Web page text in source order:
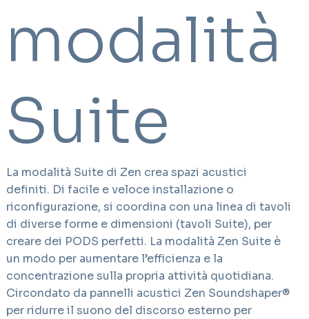
modalità
Suite
La modalità Suite di Zen crea spazi acustici
definiti. Di facile e veloce installazione o
riconfigurazione, si coordina con una linea di tavoli
di diverse forme e dimensioni (tavoli Suite), per
creare dei PODS perfetti. La modalità Zen Suite è
un modo per aumentare l’efficienza e la
concentrazione sulla propria attività quotidiana.
Circondato da pannelli acustici Zen Soundshaper®
per ridurre il suono del discorso esterno per